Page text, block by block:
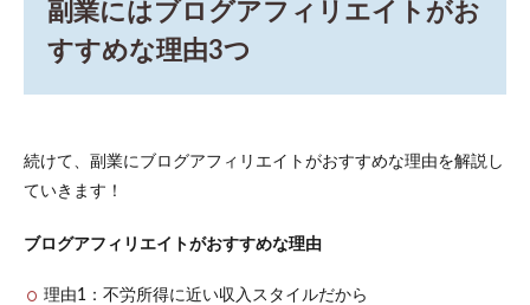
る本
数を
決め
3：ト
ップ
ブロ
を真
副業にはブログアフィリエイトがお
すすめな理由3つ
続けて、副業にブログアフィリエイトがおすすめな理由を解説し
ていきます！
ブログアフィリエイトがおすすめな理由
理由1：不労所得に近い収入スタイルだから